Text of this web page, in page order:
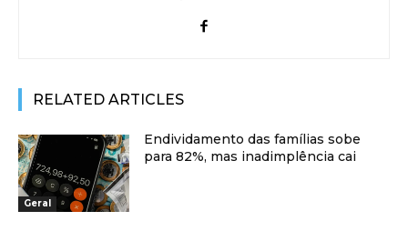
RELATED ARTICLES
Geral
Endividamento das famílias sobe
para 82%, mas inadimplência cai